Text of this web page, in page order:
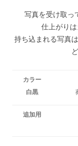
写真を受け取っ
仕上がりは
持ち込まれる写真
カラー
白黒
追加用